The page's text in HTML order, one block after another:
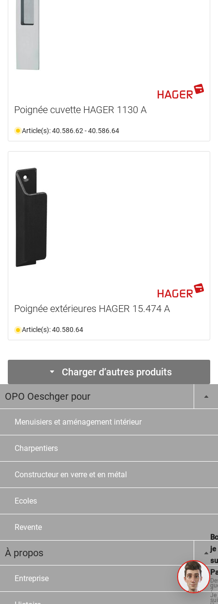
Poignée cuvette HAGER 1130 A
Article(s): 40.586.62 - 40.586.64
Poignée extérieures HAGER 15.474 A
Article(s): 40.580.64
Charger d’autres produits
OPO Oeschger pour
Menuisiers et aménagement intérieur
Charpentiers
Constructeur en verre et en métal
Ecoles
Revente
À propos
Entreprise
je
?
Je